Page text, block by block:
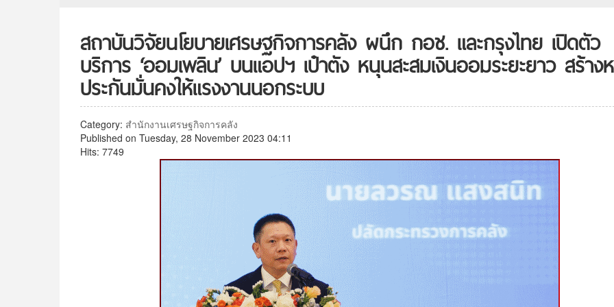
สถาบันวิจัยนโยบายเศรษฐกิจการคลัง ผนึก กอช. และกรุงไทย เปิดตัว
บริการ ‘ออมเพลิน’ บนแอปฯ เป๋าตัง หนุนสะสมเงินออมระยะยาว สร้าง
ประกันมั่นคงให้แรงงานนอกระบบ
Category: สำนักงานเศรษฐกิจการคลัง
Published on Tuesday, 28 November 2023 04:11
Hits: 7749